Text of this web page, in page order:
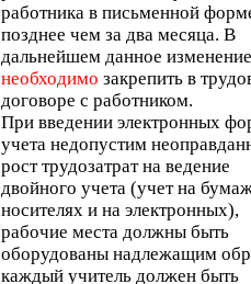
работника в письменной
позднее чем за два месяца. В
дальнейшем данное изменение
необходимо закрепить в
договоре с работником.
При введении электронных
учета недопустим
рост трудозатрат на ведение
двойного учета (учет на
носителях и на электронных),
рабочие места должны быть
оборудованы надлежащим
каждый учитель должен быть